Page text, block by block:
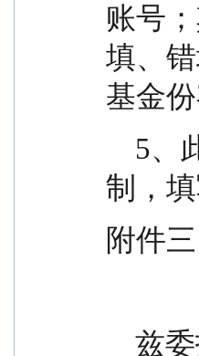
账号
填、
基金
制，
附件三